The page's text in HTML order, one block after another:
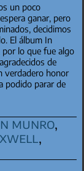
un poco
ganar, pero
decidimos
El álbum In
lo que fue algo
de
verdadero honor
podido parar de
munro,
,